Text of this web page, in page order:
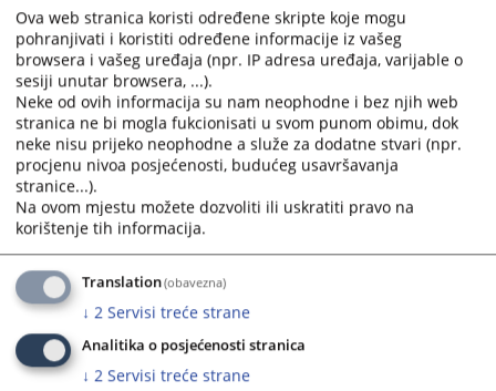
Datum od
Navigate
forward
to
interact
with
the
calendar
and
select
a
date.
Press
the
question
Datum do
Navigate
forward
to
interact
with
the
calendar
and
select
Sortiraj po
Napredne stavke
Pretraži
Ova web stranica koristi određene skripte koje mogu
pohranjivati i koristiti određene informacije iz vašeg
browsera i vašeg uređaja (npr. IP adresa uređaja, varijable o
sesiji unutar browsera, ...).
Neke od ovih informacija su nam neophodne i bez njih web
stranica ne bi mogla fukcionisati u svom punom obimu, dok
neke nisu prijeko neophodne a služe za dodatne stvari (npr.
procjenu nivoa posjećenosti, budućeg usavršavanja
stranice...).
Na ovom mjestu možete dozvoliti ili uskratiti pravo na
korištenje tih informacija.
Translation(obavezna)
↓ 2 Servisi treće strane
Analitika o posjećenosti stranica
↓ 2 Servisi treće strane